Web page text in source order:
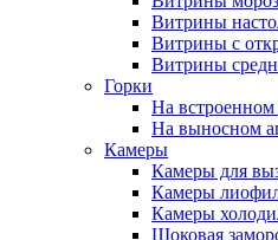
Витрины
Витрины с
Витрины
Горки
На встроенном
На выносном
Камеры
Камеры для
Камеры
Камеры
Шоковая